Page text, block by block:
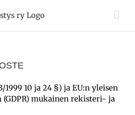
10 ja 24 §) ja EU:n yleisen
(GDPR) mukainen rekisteri- ja